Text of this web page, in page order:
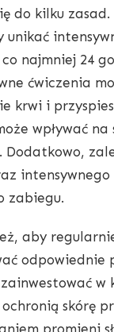
do kilku zasad.
unikać
najmniej 24
ćwiczenia
krwi i
wpływać na
Dodatkowo,
zabiegu.
aby
w
skórę